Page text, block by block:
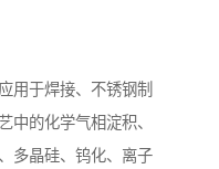
用于焊接、不锈钢制
中的化学气相淀积、
多晶硅、钨化、离子